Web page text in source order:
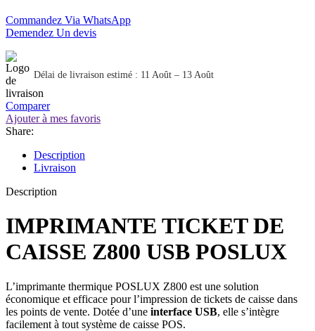
Commandez Via WhatsApp
Demendez Un devis
Délai de livraison estimé : 11 Août – 13 Août
Comparer
Ajouter à mes favoris
Share:
Description
Livraison
Description
IMPRIMANTE TICKET DE
CAISSE Z800 USB POSLUX
L’imprimante thermique POSLUX Z800 est une solution
économique et efficace pour l’impression de tickets de caisse dans
les points de vente. Dotée d’une interface USB, elle s’intègre
facilement à tout système de caisse POS.